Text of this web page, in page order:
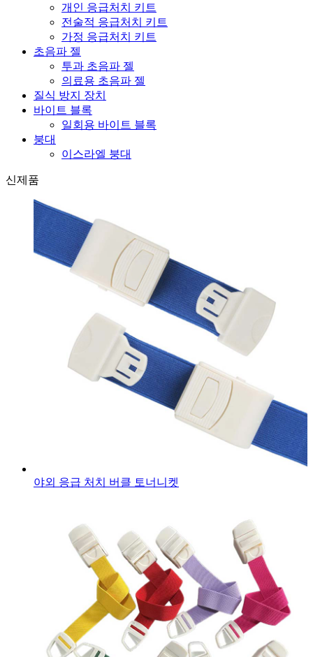
개인 응급처치 키트
전술적 응급처치 키트
가정 응급처치 키트
초음파 젤
투과 초음파 젤
의료용 초음파 젤
질식 방지 장치
바이트 블록
일회용 바이트 블록
붕대
이스라엘 붕대
신제품
야외 응급 처치 버클 토너니켓